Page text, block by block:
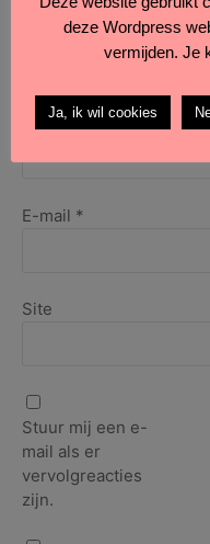
Naam *
E-mail *
Site
Stuur mij een e-
mail als er
vervolgreacties
zijn.
deze Wordpress
vermijden. Je
Ja, ik wil cookies